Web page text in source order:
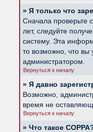
» Я только что
Сначала проверьте
лет, следуйте
систему. Эта
то возможно, что вы
администратором.
Вернуться к началу
» Я давно
Возможно,
время не
Вернуться к началу
» Что такое